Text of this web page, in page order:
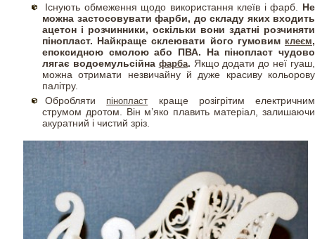
Існують обмеження щодо використання клеїв і фарб.
Не
можна застосовувати фарби, до складу яких входить
ацетон і розчинники, оскільки вони здатні розчиняти
пінопласт. Найкраще склеювати його гумовим клеєм,
епоксидною смолою або ПВА. На пінопласт чудово
лягає водоемульсійна фарба. Якщо додати до неї гуаш,
можна отримати незвичайну й дуже красиву кольорову
палітру.
Обробляти пінопласт краще розігрітим електричним
струмом дротом. Він м’яко плавить матеріал, залишаючи
акуратний і чистий зріз.